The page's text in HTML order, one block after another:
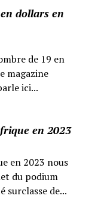
dollars en
de 19 en
magazine
ici...
en 2023
en 2023 nous
du podium
surclasse de...